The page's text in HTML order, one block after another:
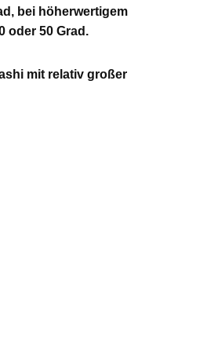
bei höherwertigem
oder 50 Grad.
mit relativ großer